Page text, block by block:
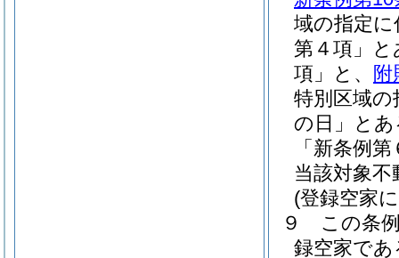
域の指定
第４項」
項」と、 附
特別区域
の日」と
「新条例
当該対象
(登録空家
９
この条
録空家で